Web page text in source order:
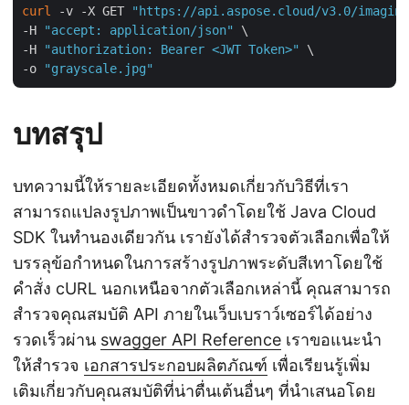
curl -v -X GET
"https://api.aspose.cloud/v3.0/
-H
"accept: application/json"
\
-H
"authorization: Bearer <JWT Token>"
\
-o
"grayscale.jpg"
บทสรุป
บทความนี้ให้รายละเอียดทั้งหมดเกี่ยวกับวิธีที่เรา
สามารถแปลงรูปภาพเป็นขาวดำโดยใช้ Java Cloud
SDK ในทำนองเดียวกัน เรายังได้สำรวจตัวเลือกเพื่อให้
บรรลุข้อกำหนดในการสร้างรูปภาพระดับสีเทาโดยใช้
คำสั่ง cURL นอกเหนือจากตัวเลือกเหล่านี้ คุณสามารถ
สำรวจคุณสมบัติ API ภายในเว็บเบราว์เซอร์ได้อย่าง
รวดเร็วผ่าน swagger API Reference เราขอแนะนำ
ให้สำรวจ เอกสารประกอบผลิตภัณฑ์ เพื่อเรียนรู้เพิ่ม
เติมเกี่ยวกับคุณสมบัติที่น่าตื่นเต้นอื่นๆ ที่นำเสนอโดย